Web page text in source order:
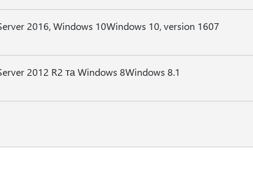
2016, Windows 10Windows 10, version 1607
2012 R2 та Windows 8Windows 8.1